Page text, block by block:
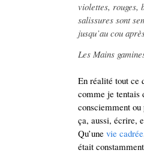
violettes, rouges,
salissures sont
jusqu’au cou
Les Mains
En réalité tout ce
comme je tentais
consciemment
ça, aussi, écrire,
Qu’une vie cadrée
était